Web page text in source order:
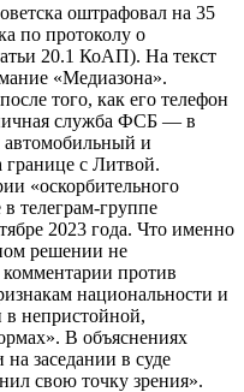
оштрафовал на 35
по протоколу о
20.1 КоАП). На текст
«Медиазона».
того, как его телефон
служба ФСБ — в
автомобильный и
с Литвой.
«оскорбительного
телеграм-группе
2023 года. Что именно
решении не
против
национальности и
в непристойной,
В объяснениях
заседании в суде
свою точку зрения».